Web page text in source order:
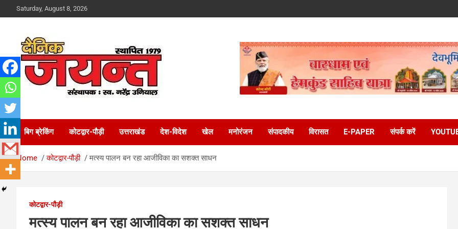
to
Saturday, August 8, 2026
Dainik Jayant
बिग ब्रेकिंग कोटद्वार-पौड़ी उत्तराखंड देश-विदेश खेल मनोरंजन संपादकीय विरासत E-PAPER संपर्क करें
Home कोटद्वार-पौड़ी मत्स्य पालन बन रहा आजीविका का सशक्त साधन
कोटद्वार-पौड़ी
मत्स्य पालन बन रहा आजीविका का सशक्त साधन